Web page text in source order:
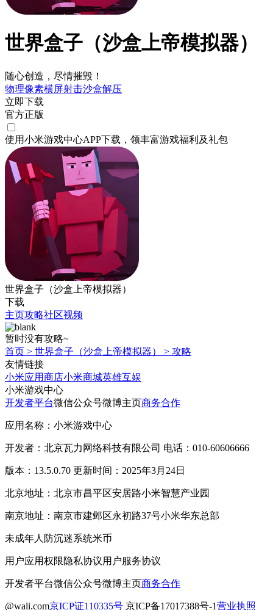
世界盒子（沙盒上帝模拟器）
随心创造，尽情摧毁！
物理像素横屏射击沙盒解压
立即下载
官方正版
使用小米游戏中心APP下载 ，领丰富游戏福利 及礼包
世界盒子（沙盒上帝模拟器）
下载
主页攻略社区视频
暂时没有攻略~
首页 > 世界盒子（沙盒上帝模拟器） > 攻略
友情链接
小米应用商店小米商城英雄互娱
小米游戏中心
开发者平台微信公众号微博主页商务合作
应用名称：小米游戏中心
开发者：北京瓦力网络科技有限公司 电话：010-60606666
版本：13.5.0.70 更新时间：2025年3月24日
北京地址：北京市昌平区安居路小米智慧产业园
南京地址：南京市建邺区永初路37号小米华东总部
未成年人防沉迷系统米币
用户应用权限隐私协议用户服务协议
开发者平台微信公众号微博主页商务合作
@wali.com京ICP证110335号 京ICP备17017388号-1营业执照